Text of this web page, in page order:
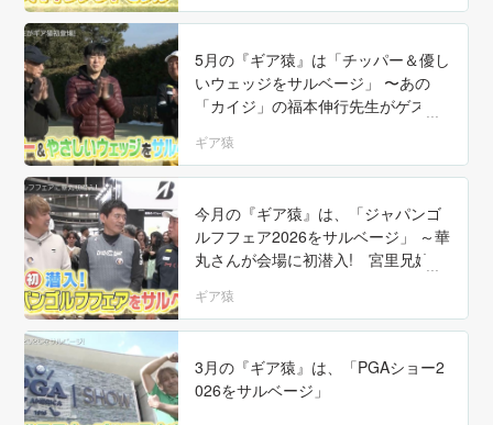
5月の『ギア猿』は「チッパー＆優し
いウェッジをサルベージ」 〜あの
「カイジ」の福本伸行先生がゲスト
ギア猿
今月の『ギア猿』は、「ジャパンゴ
ルフフェア2026をサルベージ」 ～華
丸さんが会場に初潜入! 宮里兄妹ら
ギア猿
3月の『ギア猿』は、「PGAショー2
026をサルベージ」